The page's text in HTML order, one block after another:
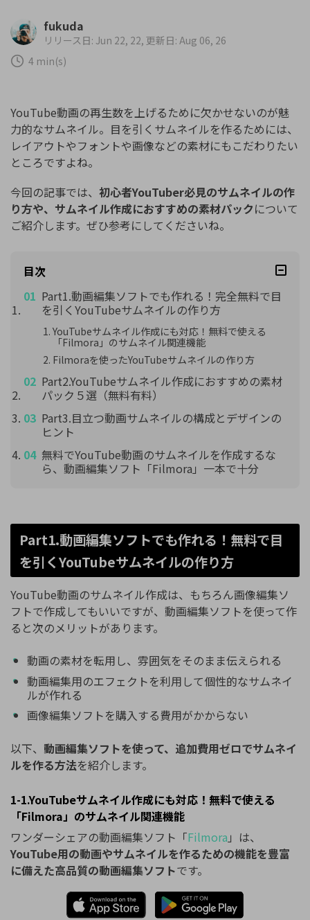
fukuda
リリース日: Jun 22, 22, 更新日: Aug 06, 26
4 min(s)
YouTube動画の再生数を上げるために欠かせないのが魅
力的なサムネイル。目を引くサムネイルを作るためには、
レイアウトやフォントや画像などの素材にもこだわりたい
ところですよね。
今回の記事では、 初心者YouTuber必見のサムネイルの作
り方や、サムネイル作成におすすめの素材パックについて
ご紹介します。ぜひ参考にしてくださいね。
目次
Part1.動画編集ソフトでも作れる！完全無料で目
を引くYouTubeサムネイルの作り方
YouTubeサムネイル作成にも対応！無料で使える
「Filmora」のサムネイル関連機能
Filmoraを使ったYouTubeサムネイルの作り方
Part2.YouTubeサムネイル作成におすすめの素材
パック５選（無料有料）
Part3.目立つ動画サムネイルの構成とデザインの
ヒント
無料でYouTube動画のサムネイルを作成するな
ら、動画編集ソフト「Filmora」一本で十分
Part1.動画編集ソフトでも作れる！無料で目
を引くYouTubeサムネイルの作り方
YouTube動画のサムネイル作成は、もちろん画像編集ソ
フトで作成してもいいですが、動画編集ソフトを使って作
ると次のメリットがあります。
動画の素材を転用し、雰囲気をそのまま伝えられる
動画編集用のエフェクトを利用して個性的なサムネイ
ルが作れる
画像編集ソフトを購入する費用がかからない
以下、 動画編集ソフトを使って、追加費用ゼロでサムネイ
ルを作る方法を紹介します。
1-1.YouTubeサムネイル作成にも対応！無料で使える
「Filmora」のサムネイル関連機能
ワンダーシェアの動画編集ソフト「Filmora 」は、
YouTube用の動画やサムネイルを作るための機能を豊富
に備えた高品質の動画編集ソフトです。